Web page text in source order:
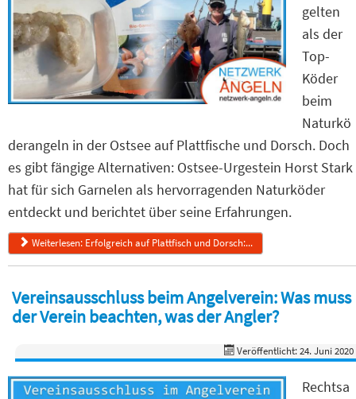
gelten
als der
Top-
Köder
beim
Naturkö
derangeln in der Ostsee auf Plattfische und Dorsch. Doch
es gibt fängige Alternativen: Ostsee-Urgestein Horst Stark
hat für sich Garnelen als hervorragenden Naturköder
entdeckt und berichtet über seine Erfahrungen.
Weiterlesen: Erfolgreich auf Plattfisch und Dorsch:...
Vereinsausschluss beim Angelverein: Was muss
der Verein beachten, was der Angler?
Veröffentlicht: 24. Juni 2020
Rechtsa